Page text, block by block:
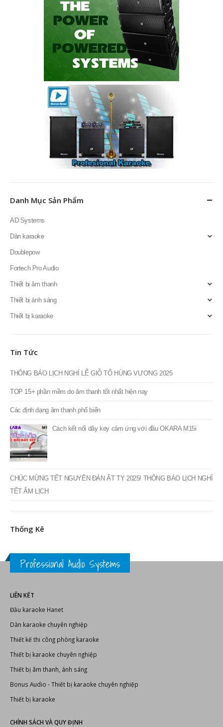
Danh Mục Sản Phẩm
AD Systems
Dàn karaoke
Doublepow
Fortech Pro Audio
Thiết bị âm thanh
Thiết bị ánh sáng
Thiết bị karaoke
Tin Tức
THÔNG BÁO LỊCH NGHỈ LỄ GIỖ TỔ HÙNG VƯƠNG 2025
TOP 15+ phần mềm do âm thanh tốt nhất hiện nay
Các định dạng âm thanh phổ biến
Cách kết nối dây key cảm ứng với đầu OKARA M15i
CHÚC MỪNG TẾT NGUYÊN ĐÁN ẤT TỴ 2025! THÔNG BÁO LỊCH NGHỈ
TẾT ÂM LỊCH
Thống Kê
Professional Audio Systems
LIÊN KẾT
Đầu karaoke Hanet
Dàn karaoke chuyên nghiệp
Thiết kế thi công phòng karaoke
Thiết bị karaoke chuyên nghiệp
Thiết bị âm thanh, ánh sáng
Bonus Audio -Thiết bị karaoke chuyên nghiệp
Thiết bị karaoke
CHÍNH SÁCH VÀ QUY ĐỊNH